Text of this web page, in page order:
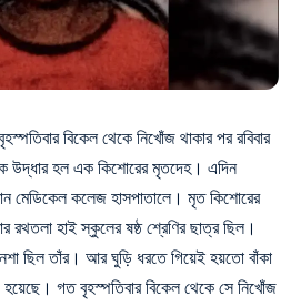
বিকেল থেকে নিখোঁজ থাকার পর রবিবার
উদ্ধার হল এক কিশোরের মৃতদেহ। এদিন
মেডিকেল কলেজ হাসপাতালে। মৃত কিশোরের
রথতলা হাই স্কুলের ষষ্ঠ শ্রেণির ছাত্র ছিল।
ছিল তাঁর। আর ঘুড়ি ধরতে গিয়েই হয়তো বাঁকা
গত বৃহস্পতিবার বিকেল থেকে সে নিখোঁজ